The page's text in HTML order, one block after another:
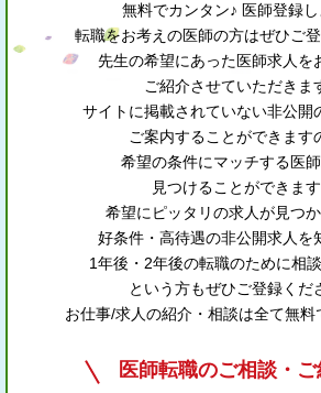
無料でカンタン♪ 医師登録し
転職をお考えの医師の方はぜひご登
先生の希望にあった医師求人を
ご紹介させていただきま
サイトに掲載されていない非公開
ご案内することができます
希望の条件にマッチする医
見つけることができます
希望にピッタリの求人が見つか
好条件・高待遇の非公開求人を
1年後・2年後の転職のために相談
という方もぜひご登録くだ
お仕事/求人の紹介・相談は全て無料
医師転職のご相談・